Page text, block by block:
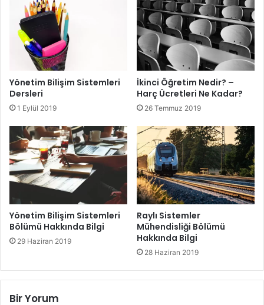
Yönetim Bilişim Sistemleri
Dersleri
1 Eylül 2019
İkinci Öğretim Nedir? –
Harç Ücretleri Ne Kadar?
26 Temmuz 2019
Yönetim Bilişim Sistemleri
Bölümü Hakkında Bilgi
29 Haziran 2019
Raylı Sistemler
Mühendisliği Bölümü
Hakkında Bilgi
28 Haziran 2019
Bir Yorum